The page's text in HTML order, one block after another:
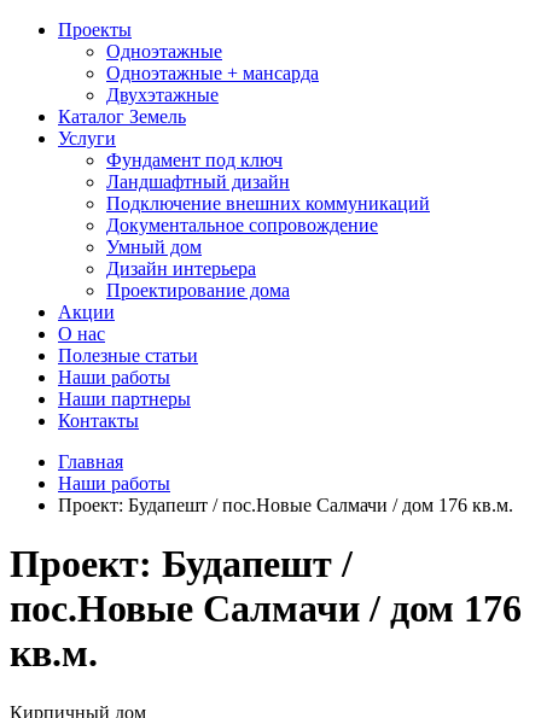
Проекты
Одноэтажные
Одноэтажные + мансарда
Двухэтажные
Каталог Земель
Услуги
Фундамент под ключ
Ландшафтный дизайн
Подключение внешних коммуникаций
Документальное сопровождение
Умный дом
Дизайн интерьера
Проектирование дома
Акции
О нас
Полезные статьи
Наши работы
Наши партнеры
Контакты
Главная
Наши работы
Проект: Будапешт / пос.Новые Салмачи / дом 176 кв.м.
Проект: Будапешт /
пос.Новые Салмачи / дом 176
кв.м.
Кирпичный дом